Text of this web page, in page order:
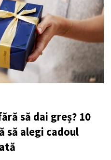
să dai greș? 10
să alegi cadoul